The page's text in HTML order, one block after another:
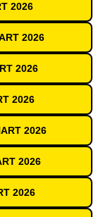
2026
2026
2026
2026
2026
2026
2026